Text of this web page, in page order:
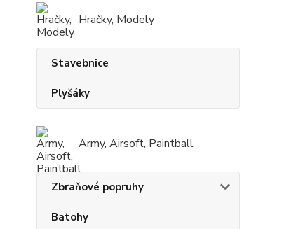
Hračky, Modely
Stavebnice
Plyšáky
Army, Airsoft, Paintball
Zbraňové popruhy
Batohy